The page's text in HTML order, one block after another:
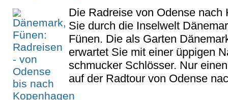
Die Radreise von Odense nach
Sie durch die Inselwelt
Fünen. Die als Garten
erwartet Sie mit einer üppigen
schmucker Schlösser. Nur
auf der Radtour von Odense